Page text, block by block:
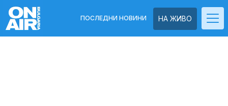
НА ЖИВО
ПОСЛЕДНИ НОВИНИ